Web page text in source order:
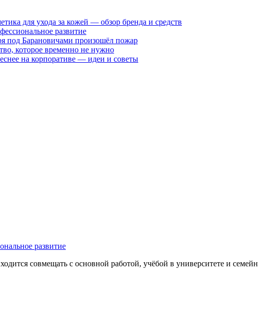
для ухода за кожей — обзор бренда и средств
развитие
под Барановичами произошёл пожар
которое временно не нужно
на корпоративе — идеи и советы
развитие
совмещать с основной работой, учёбой в университете и